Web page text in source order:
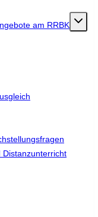
am RRBK
Distanzunterricht